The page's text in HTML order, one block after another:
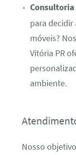
Consultoria
para
móveis?
Vitória PR
ambiente.
Nosso